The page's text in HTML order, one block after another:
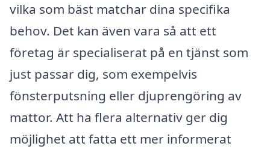
vilka som bäst matchar dina specifika
behov. Det kan även vara så att ett
företag är specialiserat på en tjänst som
just passar dig, som exempelvis
fönsterputsning eller djuprengöring av
mattor. Att ha flera alternativ ger dig
möjlighet att fatta ett mer informerat